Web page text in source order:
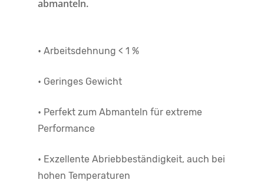
abmanteln.
• Arbeitsdehnung < 1 %
• Geringes Gewicht
• Perfekt zum Abmanteln für extreme
Performance
• Exzellente Abriebbeständigkeit, auch bei
hohen Temperaturen